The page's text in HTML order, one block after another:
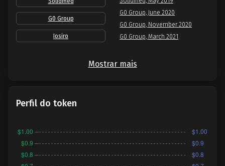
G0 Group
Iosiro
G0 Group, June 2020
G0 Group, November 2020
G0 Group, March 2021
Mostrar mais
Perfil do token